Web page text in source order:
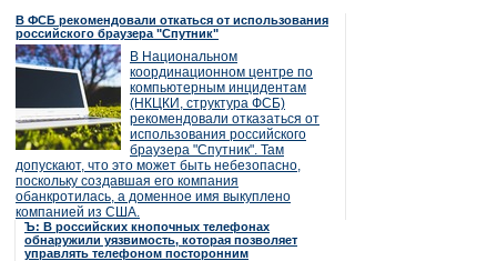
В ФСБ рекомендовали откаться от использования
российского браузера "Спутник"
В Национальном
координационном центре по
компьютерным инцидентам
(НКЦКИ, структура ФСБ)
рекомендовали отказаться от
использования российского
браузера "Спутник". Там
допускают, что это может быть небезопасно,
поскольку создавшая его компания
обанкротилась, а доменное имя выкуплено
компанией из США.
Ъ: В российских кнопочных телефонах
обнаружили уязвимость, которая позволяет
управлять телефоном посторонним